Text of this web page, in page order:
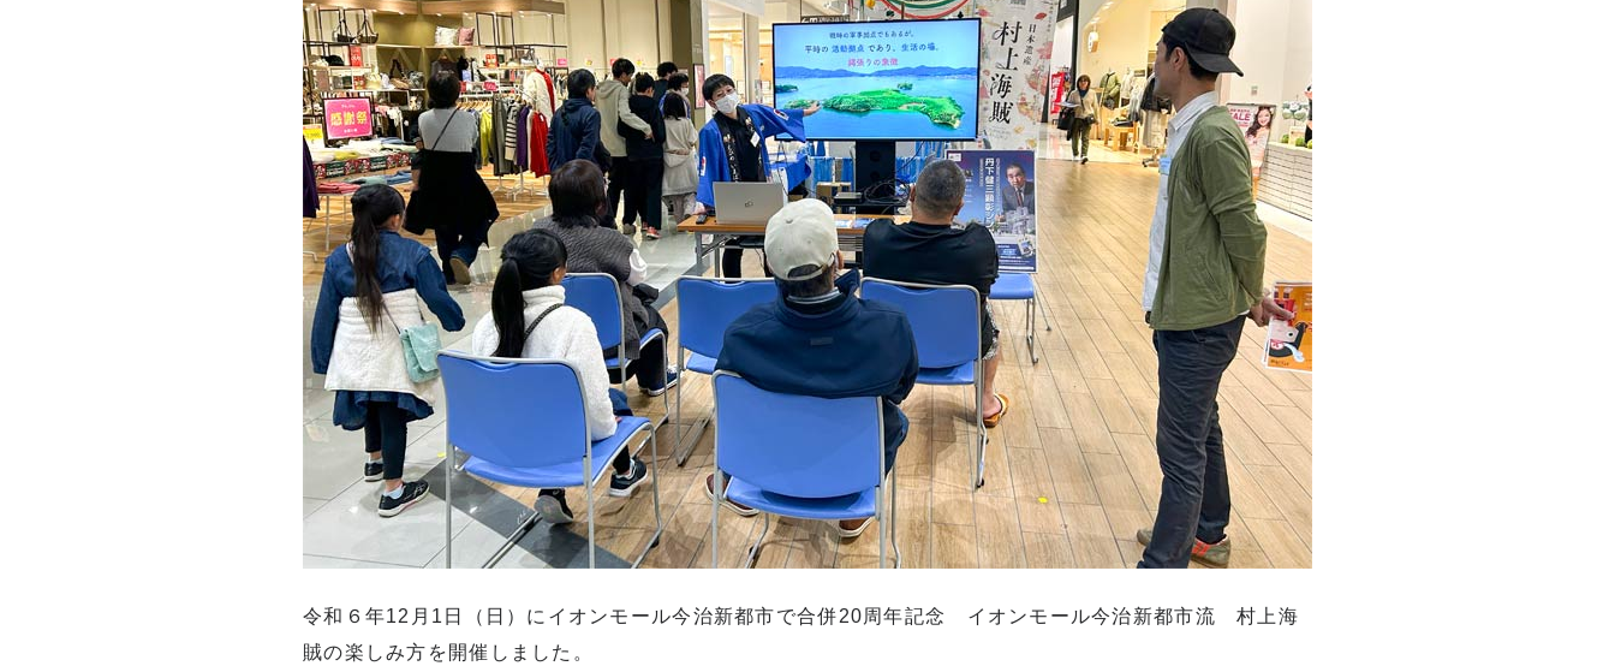
令和６年12月1日（日）にイオンモール今治新都市で合併20周年記念 イオンモール今治新都市流 村上海
賊の楽しみ方を開催しました。